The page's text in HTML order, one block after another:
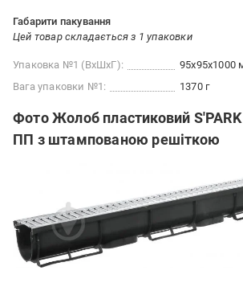
Габарити пакування
Цей товар складається з 1 упаковки
Упаковка №1 (ВхШхГ):
95x95x1000
Вага упаковки №1:
1370 г
Фото Жолоб пластиковий
ПП з штампованою решіткою